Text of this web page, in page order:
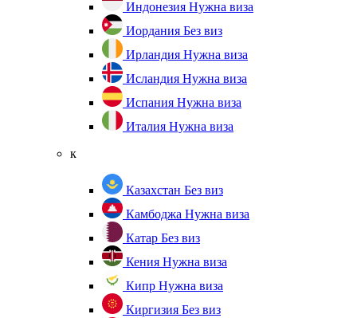
Индонезия Нужна виза
Иордания Без виз
Ирландия Нужна виза
Исландия Нужна виза
Испания Нужна виза
Италия Нужна виза
к
Казахстан Без виз
Камбоджа Нужна виза
Катар Без виз
Кения Нужна виза
Кипр Нужна виза
Киргизия Без виз